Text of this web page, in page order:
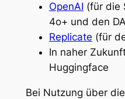
OpenAI (für die
4o+ und den
Replicate (für
In naher
Huggingface
Bei Nutzung über